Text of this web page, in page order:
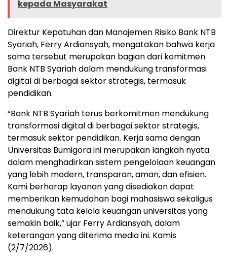
kepada Masyarakat
Direktur Kepatuhan dan Manajemen Risiko Bank NTB
Syariah, Ferry Ardiansyah, mengatakan bahwa kerja
sama tersebut merupakan bagian dari komitmen
Bank NTB Syariah dalam mendukung transformasi
digital di berbagai sektor strategis, termasuk
pendidikan.
“Bank NTB Syariah terus berkomitmen mendukung
transformasi digital di berbagai sektor strategis,
termasuk sektor pendidikan. Kerja sama dengan
Universitas Bumigora ini merupakan langkah nyata
dalam menghadirkan sistem pengelolaan keuangan
yang lebih modern, transparan, aman, dan efisien.
Kami berharap layanan yang disediakan dapat
memberikan kemudahan bagi mahasiswa sekaligus
mendukung tata kelola keuangan universitas yang
semakin baik,” ujar Ferry Ardiansyah, dalam
keterangan yang diterima media ini. Kamis
(2/7/2026).